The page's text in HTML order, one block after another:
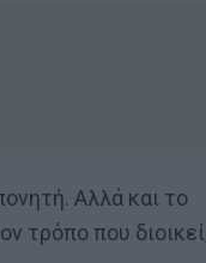
Αλλά και το
τρόπο που